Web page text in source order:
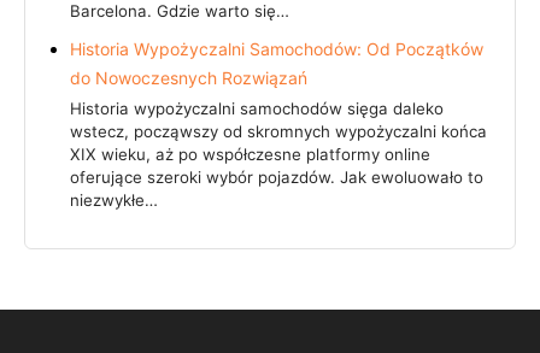
Barcelona. Gdzie warto się…
Historia Wypożyczalni Samochodów: Od Początków
do Nowoczesnych Rozwiązań
Historia wypożyczalni samochodów sięga daleko
wstecz, począwszy od skromnych wypożyczalni końca
XIX wieku, aż po współczesne platformy online
oferujące szeroki wybór pojazdów. Jak ewoluowało to
niezwykłe…